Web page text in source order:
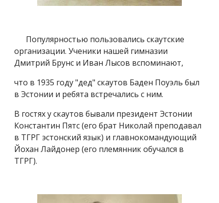
Популярностью пользовались скаутские
организации. Ученики нашей гимназии
Дмитрий Брунс и Иван Лысов вспоминают,
что в 1935 году "дед" скаутов Баден Поуэль был
в Эстонии и ребята встречались с ним.
В гостях у скаутов бывали президент Эстонии
Константин Пятс (его брат Николай преподавал
в ТГРГ эстонский язык) и главнокомандующий
Йохан Лайдонер (его племянник обучался в
ТГРГ).